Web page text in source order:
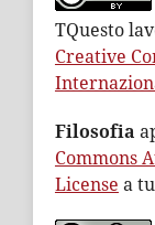
TQuesto
Creative
Filosofia
Commons
License a